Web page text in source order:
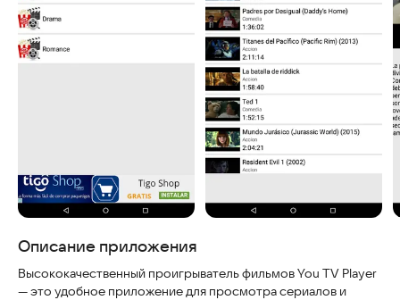
Описание приложения
Высококачественный проигрыватель фильмов You TV Player
— это удобное приложение для просмотра сериалов и